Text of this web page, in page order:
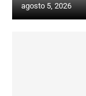
agosto 5, 2026